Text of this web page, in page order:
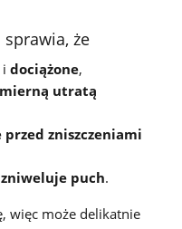
że
i dociążone,
utratą
zniszczeniami
zniweluje puch.
więc może delikatnie